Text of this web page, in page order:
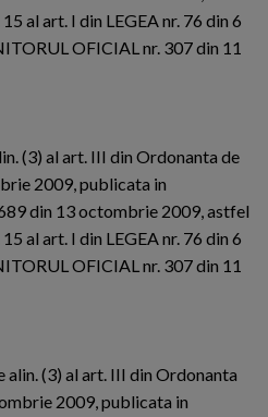
al art. I din LEGEA nr. 76 din 6
OFICIAL nr. 307 din 11
(3) al art. III din Ordonanta de
2009, publicata in
din 13 octombrie 2009, astfel
al art. I din LEGEA nr. 76 din 6
OFICIAL nr. 307 din 11
(3) al art. III din Ordonanta
2009, publicata in